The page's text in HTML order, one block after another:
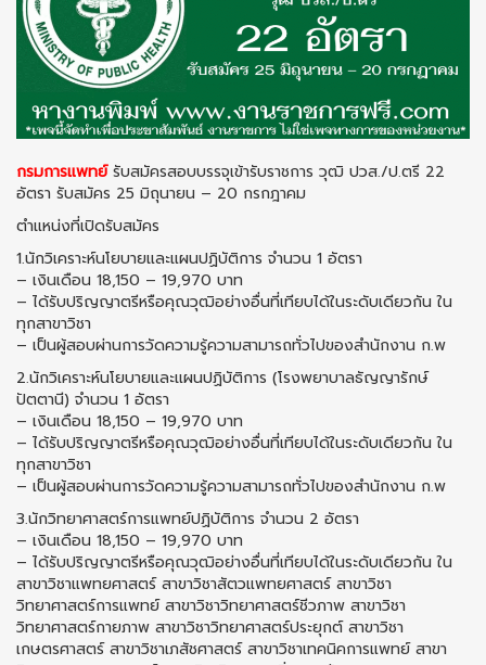
กรมการแพทย์รับสมัครสอบบรรจุเข้ารับราชการ วุฒิ ปวส./ป.ตรี 22
อัตรา รับสมัคร 25 มิถุนายน – 20 กรกฎาคม
ตำแหน่งที่เปิดรับสมัคร
1.นักวิเคราะห์นโยบายและแผนปฏิบัติการ จำนวน 1 อัตรา
– เงินเดือน 18,150 – 19,970 บาท
– ได้รับปริญญาตรีหรือคุณวุฒิอย่างอื่นที่เทียบได้ในระดับเดียวกัน ใน
ทุกสาขาวิชา
– เป็นผู้สอบผ่านการวัดความรู้ความสามารถทั่วไปของสำนักงาน ก.พ
2.นักวิเคราะห์นโยบายและแผนปฏิบัติการ (โรงพยาบาลธัญญารักษ์
ปัตตานี) จำนวน 1 อัตรา
– เงินเดือน 18,150 – 19,970 บาท
– ได้รับปริญญาตรีหรือคุณวุฒิอย่างอื่นที่เทียบได้ในระดับเดียวกัน ใน
ทุกสาขาวิชา
– เป็นผู้สอบผ่านการวัดความรู้ความสามารถทั่วไปของสำนักงาน ก.พ
3.นักวิทยาศาสตร์การแพทย์ปฏิบัติการ จำนวน 2 อัตรา
– เงินเดือน 18,150 – 19,970 บาท
– ได้รับปริญญาตรีหรือคุณวุฒิอย่างอื่นที่เทียบได้ในระดับเดียวกัน ใน
สาขาวิชาแพทยศาสตร์ สาขาวิชาสัตวแพทยศาสตร์ สาขาวิชา
วิทยาศาสตร์การแพทย์ สาขาวิชาวิทยาศาสตร์ชีวภาพ สาขาวิชา
วิทยาศาสตร์กายภาพ สาขาวิชาวิทยาศาสตร์ประยุกต์ สาขาวิชา
เกษตรศาสตร์ สาขาวิชาเภสัชศาสตร์ สาขาวิชาเทคนิคการแพทย์ สาขา